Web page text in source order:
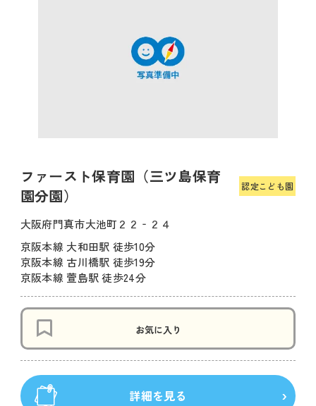
ファースト保育園（三ツ島保育
園分園）
認定こども園
大阪府門真市大池町２２‐２４
京阪本線 大和田駅 徒歩10分
京阪本線 古川橋駅 徒歩19分
京阪本線 萱島駅 徒歩24分
お気に入り
詳細を見る